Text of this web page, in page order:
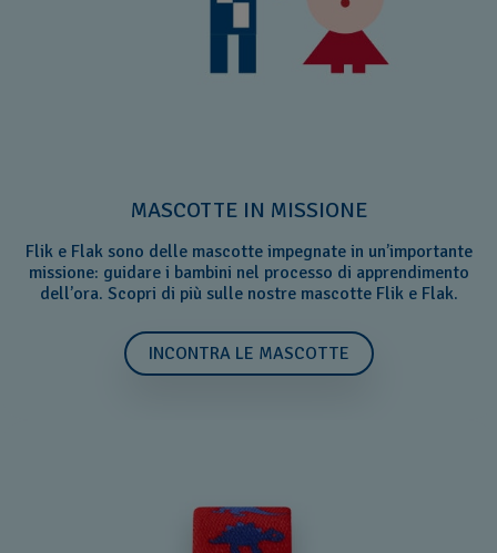
MASCOTTE IN MISSIONE
Flik e Flak sono delle mascotte impegnate in un’importante
missione: guidare i bambini nel processo di apprendimento
dell’ora. Scopri di più sulle nostre mascotte Flik e Flak.
INCONTRA LE MASCOTTE